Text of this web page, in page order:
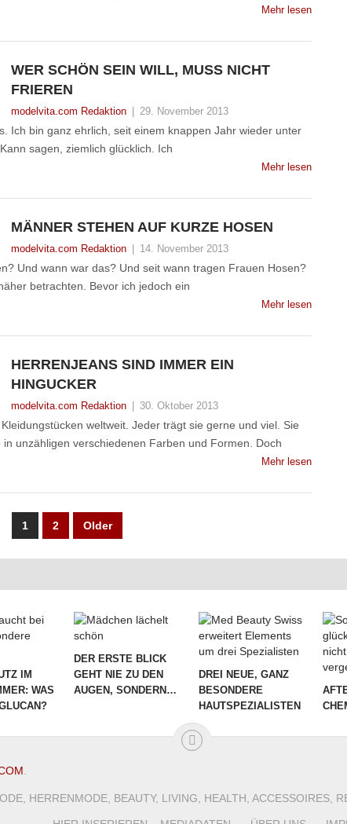
Mehr lesen
WER SCHÖN SEIN WILL, MUSS NICHT
FRIEREN
modelvita.com Redaktion 29. November 2013
Ich bin ganz ehrlich, seit einem knappen Jahr wieder unter
sagen, ziemlich glücklich. Ich
Mehr lesen
MÄNNER STEHEN AUF KURZE HOSEN
modelvita.com Redaktion 14. November 2013
Und wann war das? Und seit wann tragen Frauen Hosen?
betrachten. Bevor ich jedoch ein
Mehr lesen
HERRENJEANS SIND IMMER EIN
HINGUCKER
modelvita.com Redaktion 30. Oktober 2013
weltweit. Jeder trägt sie gerne und viel. Sie
unzähligen verschiedenen Farben und Formen. Doch
Mehr lesen
1 2 Older
IM
WAS
DER ERSTE BLICK
GEHT NIE ZU DEN
AUGEN, SONDERN…
DREI NEUE, GANZ
BESONDERE
HAUTSPEZIALISTEN
HERRENMODE, BEAUTY, LIVING, HEALTH, ACCESSOIRES,